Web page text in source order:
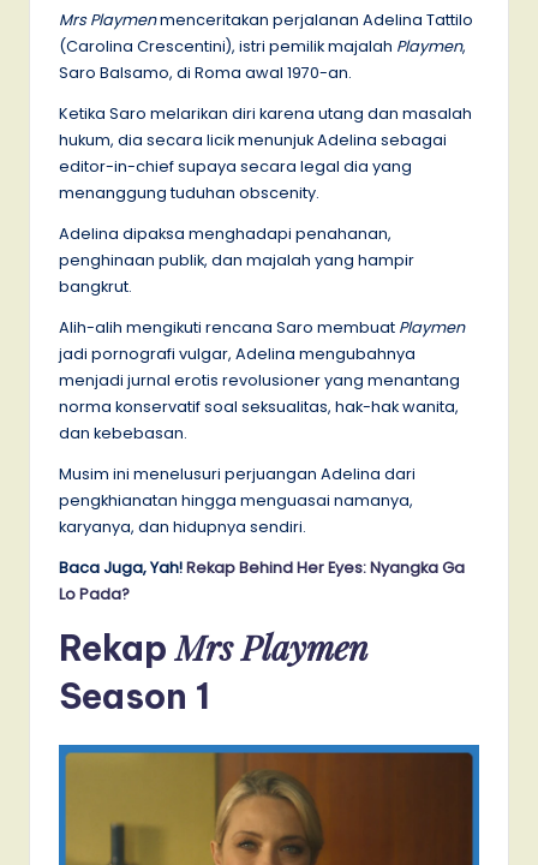
Mrs Playmenmenceritakan perjalanan Adelina Tattilo
(Carolina Crescentini), istri pemilik majalah Playmen,
Saro Balsamo, di Roma awal 1970-an.
Ketika Saro melarikan diri karena utang dan masalah
hukum, dia secara licik menunjuk Adelina sebagai
editor-in-chief supaya secara legal dia yang
menanggung tuduhan obscenity.
Adelina dipaksa menghadapi penahanan,
penghinaan publik, dan majalah yang hampir
bangkrut.
Alih-alih mengikuti rencana Saro membuat Playmen
jadi pornografi vulgar, Adelina mengubahnya
menjadi jurnal erotis revolusioner yang menantang
norma konservatif soal seksualitas, hak-hak wanita,
dan kebebasan.
Musim ini menelusuri perjuangan Adelina dari
pengkhianatan hingga menguasai namanya,
karyanya, dan hidupnya sendiri.
Baca Juga, Yah!Rekap Behind Her Eyes: Nyangka Ga
Lo Pada?
RekapMrs Playmen
Season 1